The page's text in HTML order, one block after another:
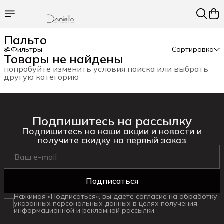
Пальто
Фильтры Сортировка
Товары не найдены
попробуйте изменить условия поиска или выбрать
другую категорию
Подпишитесь на рассылку
Подпишитесь на наши акции и новости и
получите скидку на первый заказ
Подписаться
Нажимая «Подписаться», вы даете согласие на обработку
указанных персональных данных в целях получения
информационной и рекламной рассылки